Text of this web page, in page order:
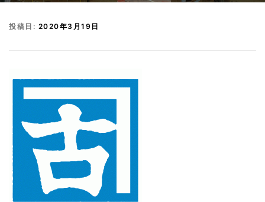
投稿日: 2020年3月19日